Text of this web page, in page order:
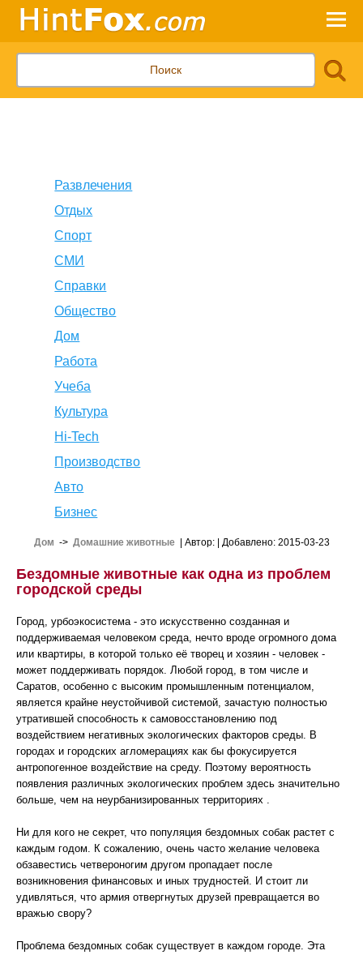
Развлечения
Отдых
Спорт
СМИ
Справки
Общество
Дом
Работа
Учеба
Культура
Hi-Tech
Производство
Авто
Бизнес
Дом -> Домашние животные| Автор: | Добавлено: 2015-03-23
Бездомные животные как одна из проблем
городской среды
Город, урбоэкосистема - это искусственно созданная и
поддерживаемая человеком среда, нечто вроде огромного дома
или квартиры, в которой только её творец и хозяин - человек -
может поддерживать порядок. Любой город, в том числе и
Саратов, особенно с высоким промышленным потенциалом,
является крайне неустойчивой системой, зачастую полностью
утратившей способность к самовосстановлению под
воздействием негативных экологических факторов среды. В
городах и городских агломерациях как бы фокусируется
антропогенное воздействие на среду. Поэтому вероятность
появления различных экологических проблем здесь значительно
больше, чем на неурбанизированных территориях .
Ни для кого не секрет, что популяция бездомных собак растет с
каждым годом. К сожалению, очень часто желание человека
обзавестись четвероногим другом пропадает после
возникновения финансовых и иных трудностей. И стоит ли
удивляться, что армия отвергнутых друзей превращается во
вражью свору?
Проблема бездомных собак существует в каждом городе. Эта